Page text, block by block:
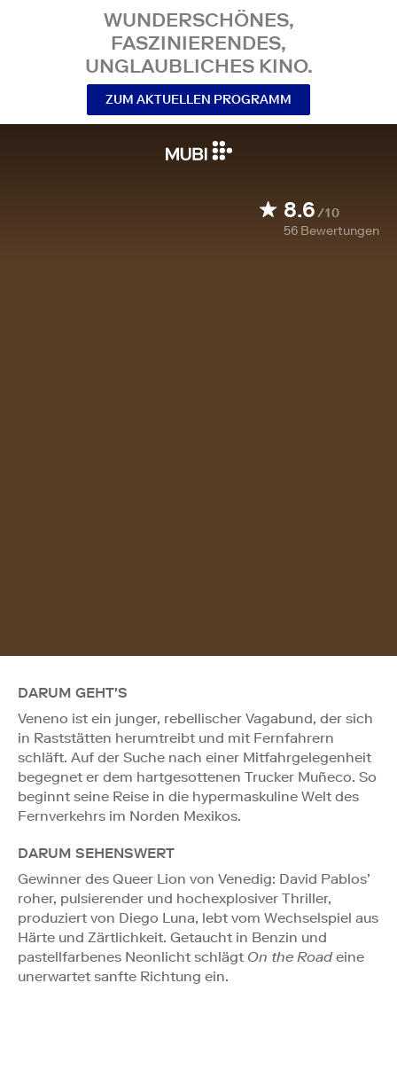
WUNDERSCHÖNES,
FASZINIERENDES,
UNGLAUBLICHES KINO.
ZUM AKTUELLEN PROGRAMM
8.6/10
56 Bewertungen
DARUM GEHT'S
Veneno ist ein junger, rebellischer Vagabund, der sich
in Raststätten herumtreibt und mit Fernfahrern
schläft. Auf der Suche nach einer Mitfahrgelegenheit
begegnet er dem hartgesottenen Trucker Muñeco. So
beginnt seine Reise in die hypermaskuline Welt des
Fernverkehrs im Norden Mexikos.
DARUM SEHENSWERT
Gewinner des Queer Lion von Venedig: David Pablos’
roher, pulsierender und hochexplosiver Thriller,
produziert von Diego Luna, lebt vom Wechselspiel aus
Härte und Zärtlichkeit. Getaucht in Benzin und
pastellfarbenes Neonlicht schlägt On the Roadeine
unerwartet sanfte Richtung ein.